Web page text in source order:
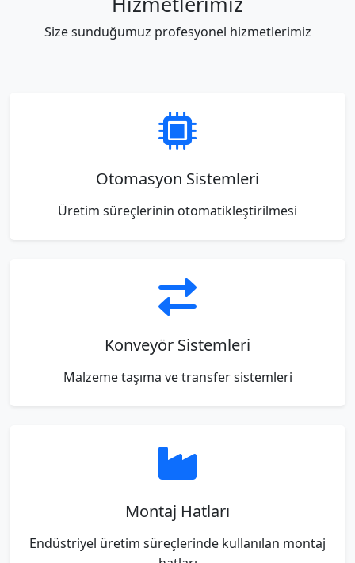
Size sunduğumuz profesyonel hizmetlerimiz
Otomasyon Sistemleri
Üretim süreçlerinin otomatikleştirilmesi
Konveyör Sistemleri
Malzeme taşıma ve transfer sistemleri
Montaj Hatları
Endüstriyel üretim süreçlerinde kullanılan montaj